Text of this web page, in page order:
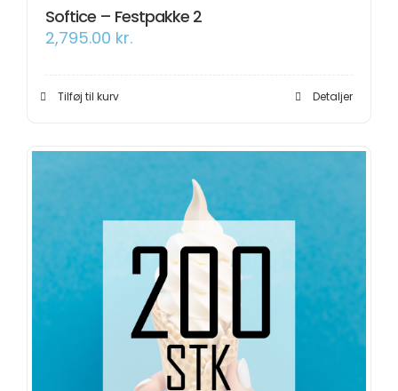
Softice – Festpakke 2
2,795.00 kr.
Tilføj til kurv Detaljer